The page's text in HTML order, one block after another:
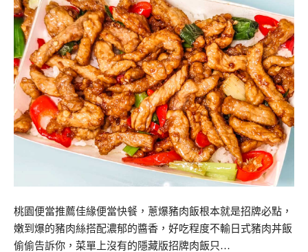
桃園便當推薦佳緣便當快餐，蔥爆豬肉飯根本就是招牌必點，
嫩到爆的豬肉絲搭配濃郁的醬香，好吃程度不輸日式豬肉丼飯
偷偷告訴你，菜單上沒有的隱藏版招牌肉飯只…